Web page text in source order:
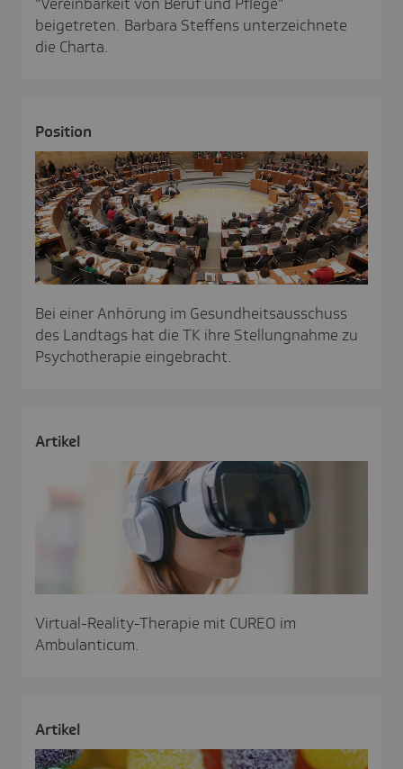
beigetreten. Barbara Steffens unterzeichnete
die Charta.
Posi­tion
Bei einer Anhörung im Gesundheitsausschuss
des Landtags hat die TK ihre Stellungnahme zu
Psychotherapie eingebracht.
Artikel
Virtual-Reality-Therapie mit CUREO im
Ambulanticum.
Artikel